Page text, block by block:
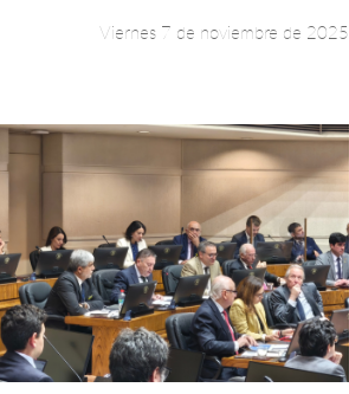
Viernes 7 de noviembre de 2025